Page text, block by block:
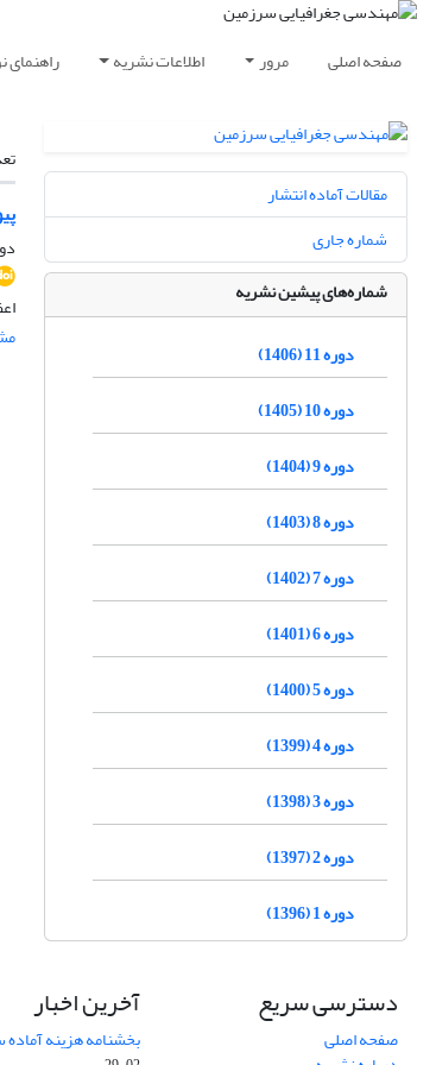
صفحه اصلی مرور اطلاعات نشریه راهنمای
دوره 10،
مقالات آماده انتشار
شماره جاری
شماره‌های پیشین نشریه
دوره 11 (1406)
دوره 10 (1405)
دوره 9 (1404)
دوره 8 (1403)
دوره 7 (1402)
دوره 6 (1401)
دوره 5 (1400)
دوره 4 (1399)
دوره 3 (1398)
دوره 2 (1397)
دوره 1 (1396)
دسترسی سریع
صفحه اصلی
آخرین اخبار
بخشنامه هزینه آماده